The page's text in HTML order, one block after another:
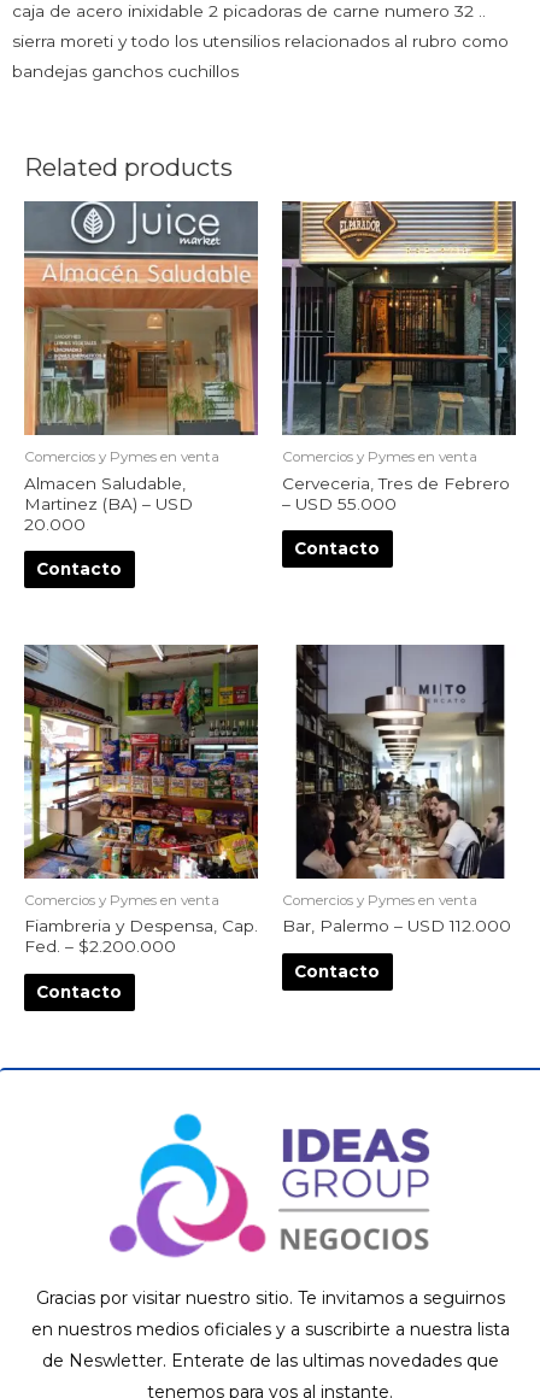
caja de acero inixidable 2 picadoras de carne numero 32 ..
sierra moreti y todo los utensilios relacionados al rubro como
bandejas ganchos cuchillos
Related products
Comercios y Pymes en venta
Almacen Saludable,
Martinez (BA) – USD
20.000
Contacto
Comercios y Pymes en venta
Cerveceria, Tres de Febrero
– USD 55.000
Contacto
Comercios y Pymes en venta
Fiambreria y Despensa, Cap.
Fed. – $2.200.000
Contacto
Comercios y Pymes en venta
Bar, Palermo – USD 112.000
Contacto
Gracias por visitar nuestro sitio. Te invitamos a seguirnos
en nuestros medios oficiales y a suscribirte a nuestra lista
de Neswletter. Enterate de las ultimas novedades que
tenemos para vos al instante.